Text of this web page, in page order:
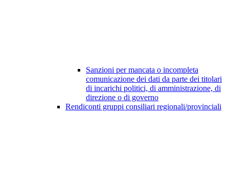
Sanzioni per mancata o incompleta
comunicazione dei dati da parte dei titolari
di incarichi politici, di amministrazione, di
direzione o di governo
Rendiconti gruppi consiliari regionali/provinciali